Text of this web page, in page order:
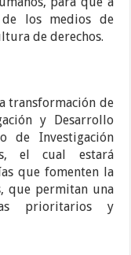
los medios de
de derechos.
transformación de
y Desarrollo
de Investigación
el cual estará
que fomenten la
que permitan una
prioritarios y